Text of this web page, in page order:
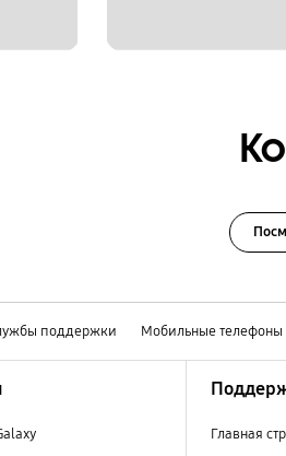
поддержки Мобильные телефоны
Главная